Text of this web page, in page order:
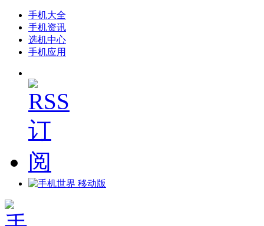
手机大全
手机资讯
选机中心
手机应用